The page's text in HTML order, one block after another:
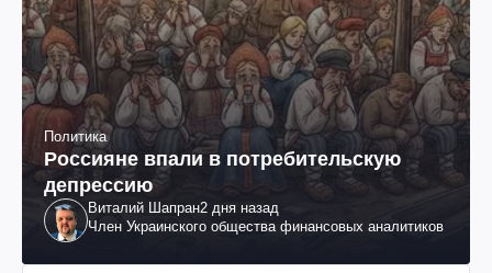
Политика
Россияне впали в потребительскую
депрессию
Виталий Шапран2 дня назад
Член Украинского общества финансовых аналитиков